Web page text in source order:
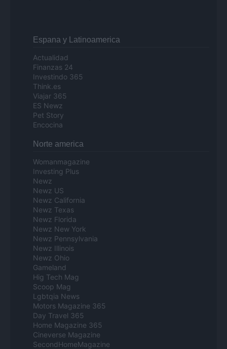
Espana y Latinoamerica
Actualidad
Finanzas 24
Investindo 365
Think.es
Viajar 365
ES Newz
Pet Story
Encocina
Norte america
Womanmagazine
Investing Plus
Newz
Newz US
Newz California
Newz Texas
Newz Florida
Newz New York
Newz Pennsylvania
Newz Illinois
Newz Ohio
Gameland
Hig Tech Mag
Scoop Mag
Lgbtqia News
Motors Magazine 365
Day Travel 365
Home Magazine 365
Cineverse Magazine
SecondHomeMagazine